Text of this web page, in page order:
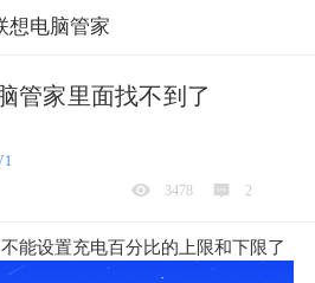
想电脑管家
管家里面找不到了
3478 2
能设置充电百分比的上限和下限了